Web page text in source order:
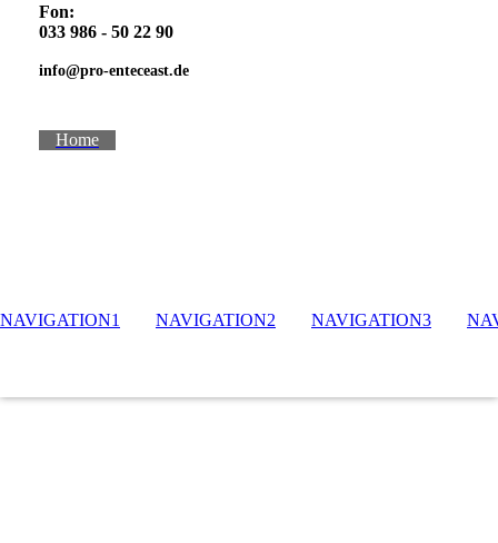
Fon:
033 986 - 50 22 90
info@pro-enteceast.de
Home
NAVIGATION1 NAVIGATION2 NAVIGATION3